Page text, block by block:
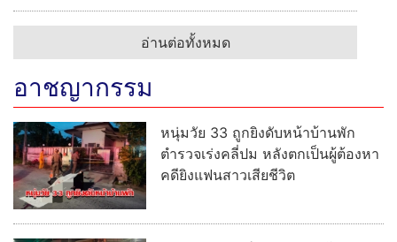
อ่านต่อทั้งหมด
อาชญากรรม
หนุ่มวัย 33 ถูกยิงดับหน้าบ้านพัก
ตำรวจเร่งคลี่ปม หลังตกเป็นผู้ต้องหา
คดียิงแฟนสาวเสียชีวิต